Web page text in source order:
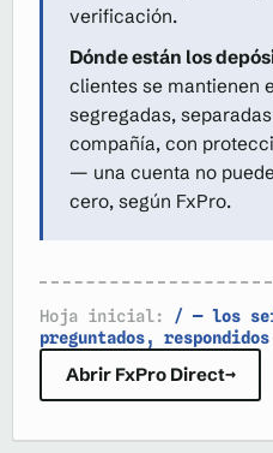
verificación.
Dónde están los
clientes se mantienen
segregadas,
compañía, con
— una cuenta no
cero, según FxPro.
Hoja inicial:
/ — los
preguntados,
Abrir FxPro Direct→